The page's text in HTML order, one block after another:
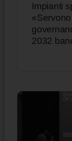
Impianti
2032